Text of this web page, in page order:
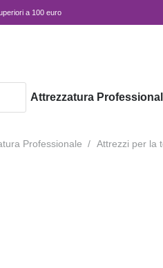
a 100 euro
Attrezzatura
Professionale / Attrezzi per la